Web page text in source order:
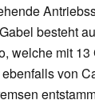
besteht
welche mit 13
von